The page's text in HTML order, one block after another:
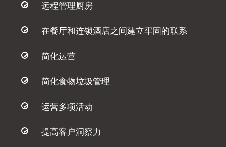
远程管理厨房
在餐厅和连锁酒店之间建立牢固的联系
简化运营
简化食物垃圾管理
运营多项活动
提高客户洞察力